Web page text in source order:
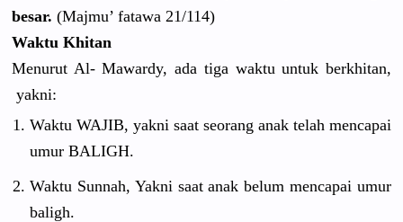
besar. (Majmu’ fatawa 21/114)
Waktu Khitan
Menurut Al- Mawardy, ada tiga waktu untuk berkhitan,
yakni:
Waktu WAJIB, yakni saat seorang anak telah mencapai
umur BALIGH.
Waktu Sunnah, Yakni saat anak belum mencapai umur
baligh.